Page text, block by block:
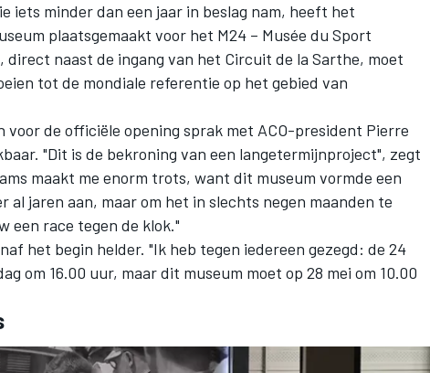
iets minder dan een jaar in beslag nam, heeft het
plaatsgemaakt voor het M24 – Musée du Sport
direct naast de ingang van het Circuit de la Sarthe, moet
tot de mondiale referentie op het gebied van
voor de officiële opening sprak met ACO-president Pierre
"Dit is de bekroning van een langetermijnproject", zegt
maakt me enorm trots, want dit museum vormde een
al jaren aan, maar om het in slechts negen maanden te
een race tegen de klok."
het begin helder. "Ik heb tegen iedereen gezegd: de 24
om 16.00 uur, maar dit museum moet op 28 mei om 10.00